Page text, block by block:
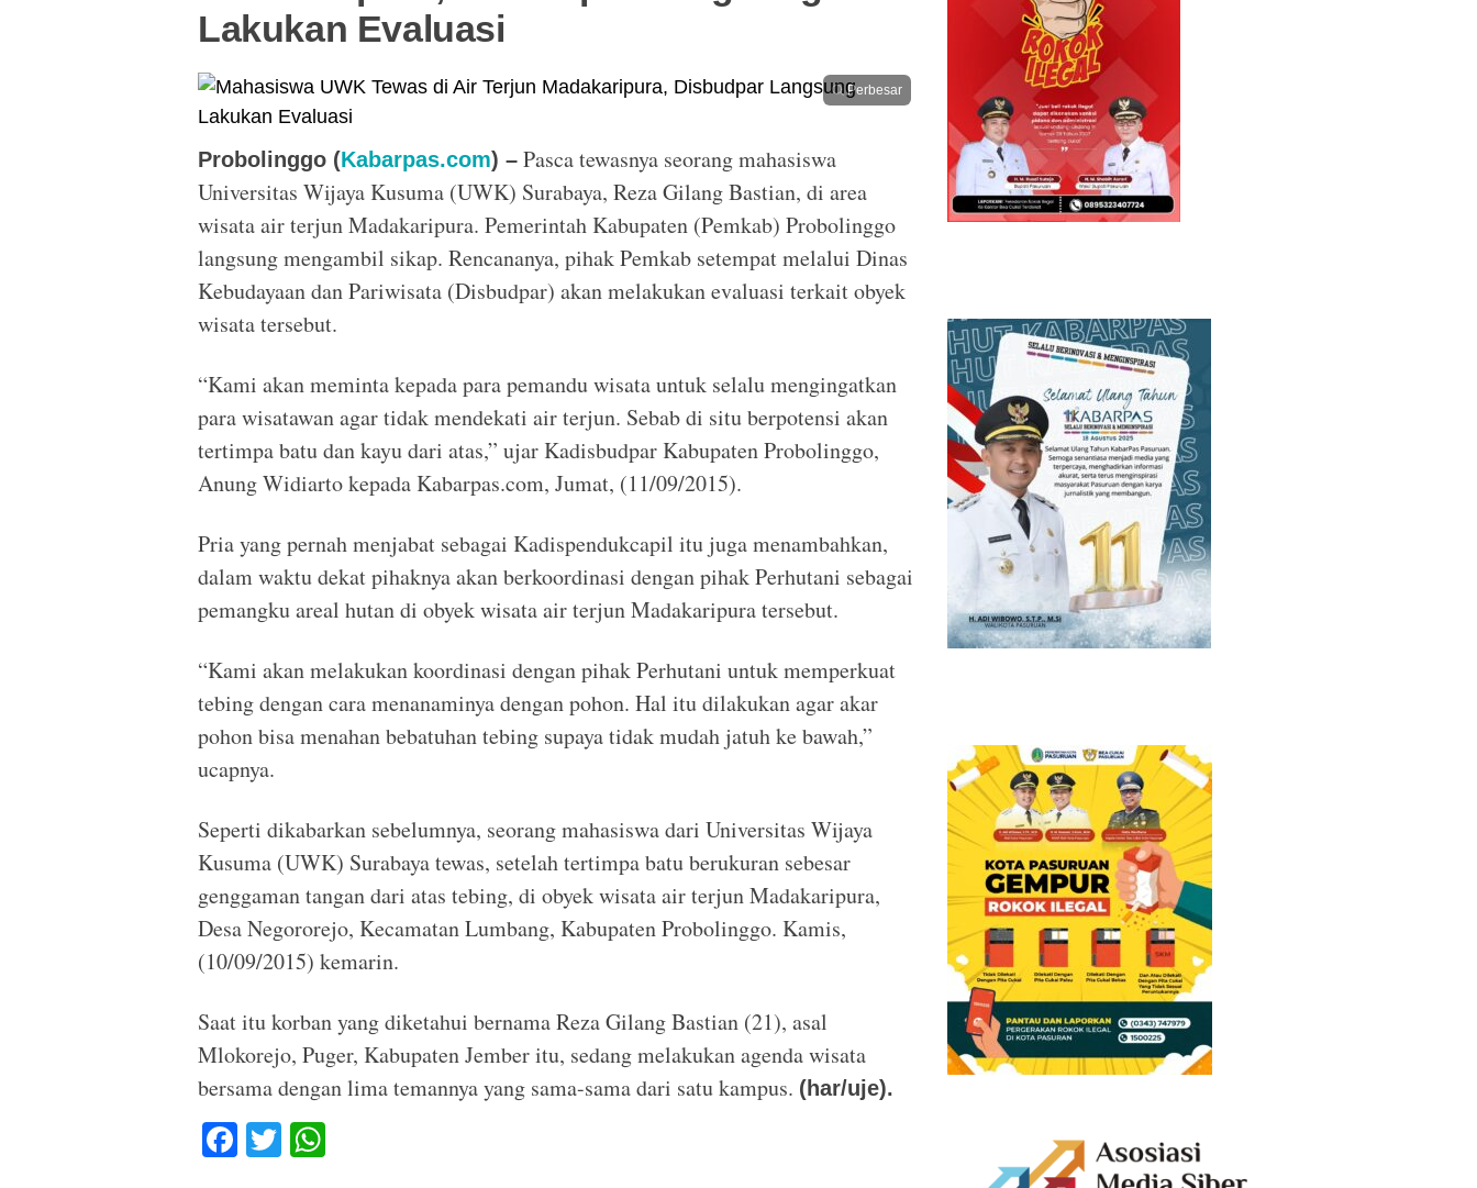
Lakukan Evaluasi
Perbesar
Probolinggo (Kabarpas.com) – Pasca tewasnya seorang mahasiswa
Universitas Wijaya Kusuma (UWK) Surabaya, Reza Gilang Bastian, di area
wisata air terjun Madakaripura. Pemerintah Kabupaten (Pemkab) Probolinggo
langsung mengambil sikap. Rencananya, pihak Pemkab setempat melalui Dinas
Kebudayaan dan Pariwisata (Disbudpar) akan melakukan evaluasi terkait obyek
wisata tersebut.
“Kami akan meminta kepada para pemandu wisata untuk selalu mengingatkan
para wisatawan agar tidak mendekati air terjun. Sebab di situ berpotensi akan
tertimpa batu dan kayu dari atas,” ujar Kadisbudpar Kabupaten Probolinggo,
Anung Widiarto kepada Kabarpas.com, Jumat, (11/09/2015).
Pria yang pernah menjabat sebagai Kadispendukcapil itu juga menambahkan,
dalam waktu dekat pihaknya akan berkoordinasi dengan pihak Perhutani sebagai
pemangku areal hutan di obyek wisata air terjun Madakaripura tersebut.
“Kami akan melakukan koordinasi dengan pihak Perhutani untuk memperkuat
tebing dengan cara menanaminya dengan pohon. Hal itu dilakukan agar akar
pohon bisa menahan bebatuhan tebing supaya tidak mudah jatuh ke bawah,”
ucapnya.
Seperti dikabarkan sebelumnya, seorang mahasiswa dari Universitas Wijaya
Kusuma (UWK) Surabaya tewas, setelah tertimpa batu berukuran sebesar
genggaman tangan dari atas tebing, di obyek wisata air terjun Madakaripura,
Desa Negororejo, Kecamatan Lumbang, Kabupaten Probolinggo. Kamis,
(10/09/2015) kemarin.
Saat itu korban yang diketahui bernama Reza Gilang Bastian (21), asal
Mlokorejo, Puger, Kabupaten Jember itu, sedang melakukan agenda wisata
bersama dengan lima temannya yang sama-sama dari satu kampus. (har/uje).
F
T